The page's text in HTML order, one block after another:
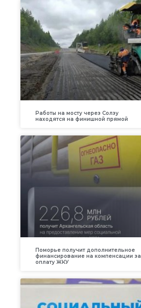
Работы на мосту через Солзу
находятся на финишной прямой
Поморье получит дополнительное
финансирование на компенсации за
оплату ЖКУ